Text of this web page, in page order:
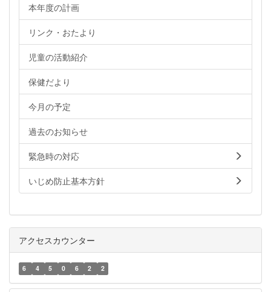
本年度の計画
リンク・おたより
児童の活動紹介
保健だより
今月の予定
過去のお知らせ
緊急時の対応
いじめ防止基本方針
アクセスカウンター
6 4 5 0 6 2 2